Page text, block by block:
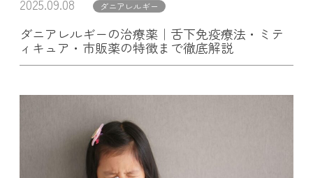
2025.09.08 ダニアレルギー
ダニアレルギーの治療薬｜舌下免疫療法・ミテ
ィキュア・市販薬の特徴まで徹底解説